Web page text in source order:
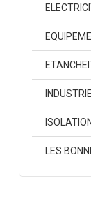
INDUSTRIE
LES